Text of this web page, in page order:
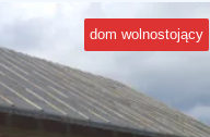
dom wolnostojący